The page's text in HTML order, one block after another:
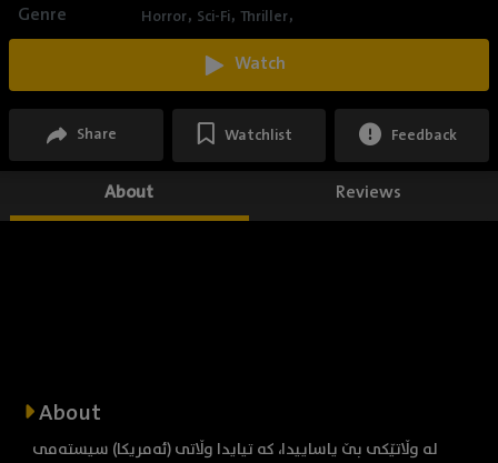
Genre Horror, Sci-Fi, Thriller,
Watch
Share Watchlist Feedback
About Reviews
About
لە وڵاتێکی بێ یاساییدا، کە تیایدا وڵاتی (ئەمریکا) سیستەمی